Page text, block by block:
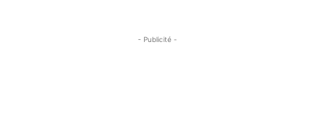
- Publicité -